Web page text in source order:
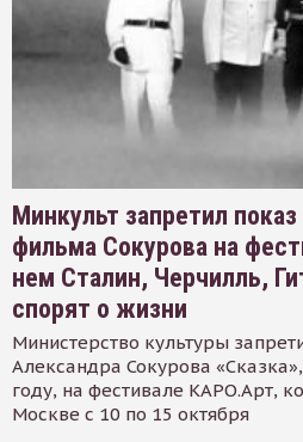
Минкульт запретил
фильма Сокурова на
нем Сталин, Черчилль,
спорят о жизни
Министерство культуры
Александра Сокурова
году, на фестивале КАРО.Арт,
Москве с 10 по 15 октября